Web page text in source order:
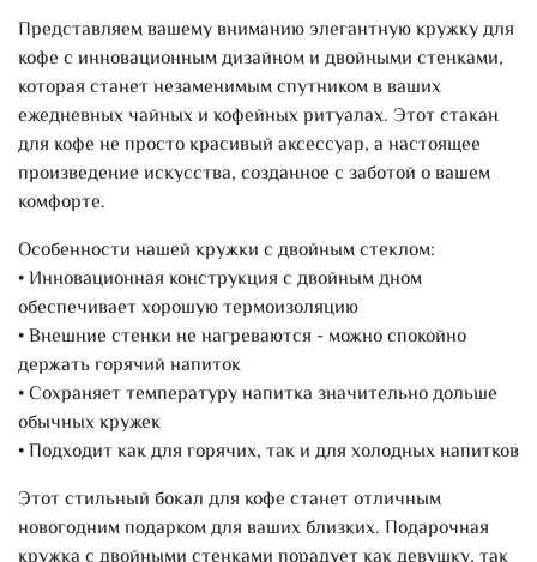
Представляем вашему вниманию элегантную кружку для
кофе с инновационным дизайном и двойными стенками,
которая станет незаменимым спутником в ваших
ежедневных чайных и кофейных ритуалах. Этот стакан
для кофе не просто красивый аксессуар, а настоящее
произведение искусства, созданное с заботой о вашем
комфорте.
Особенности нашей кружки с двойным стеклом:
• Инновационная конструкция с двойным дном
обеспечивает хорошую термоизоляцию
• Внешние стенки не нагреваются - можно спокойно
держать горячий напиток
• Сохраняет температуру напитка значительно дольше
обычных кружек
• Подходит как для горячих, так и для холодных напитков
Этот стильный бокал для кофе станет отличным
новогодним подарком для ваших близких. Подарочная